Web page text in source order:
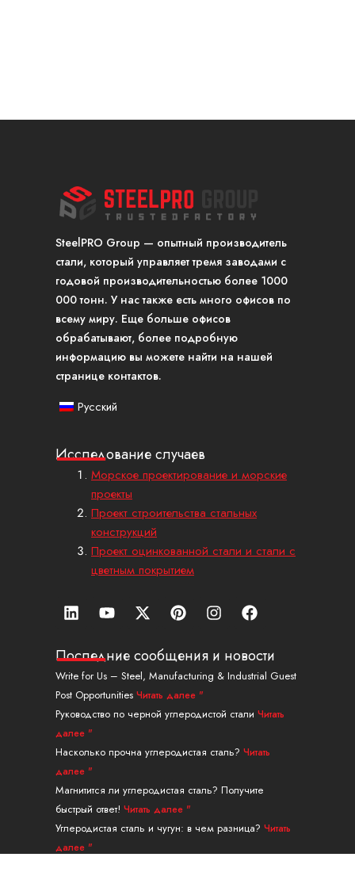
SteelPRO Group — опытный производитель
стали, который управляет тремя заводами с
годовой производительностью более 1000
000 тонн. У нас также есть много офисов по
всему миру. Еще больше офисов
обрабатывают, более подробную
информацию вы можете найти на нашей
странице контактов.
Русский
Исследование случаев
Морское проектирование и морские
проекты
Проект строительства стальных
конструкций
Проект оцинкованной стали и стали с
цветным покрытием
Л
и
к
е
д
и
н
Ю
т
б
X
-
в
и
т
т
е
П
и
т
е
р
е
с
И
н
т
а
г
а
Ф
е
с
б
у
Последние сообщения и новости
Write for Us – Steel, Manufacturing & Industrial Guest
Post Opportunities Читать далее "
Руководство по черной углеродистой стали Читать
далее "
Насколько прочна углеродистая сталь? Читать
далее "
Магнитится ли углеродистая сталь? Получите
быстрый ответ! Читать далее "
Углеродистая сталь и чугун: в чем разница? Читать
далее "